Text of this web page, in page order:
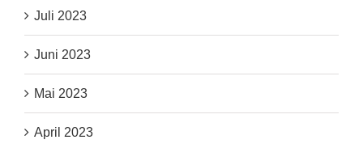
Juli 2023
Juni 2023
Mai 2023
April 2023